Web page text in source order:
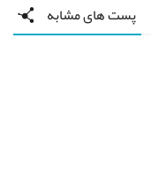
پست های مشابه